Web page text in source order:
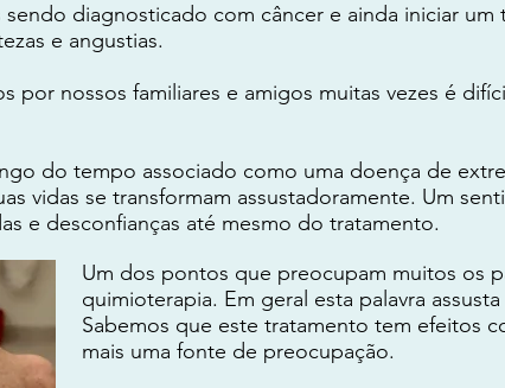
sendo diagnosticado com câncer e ainda iniciar
e angustias.
por nossos familiares e amigos muitas vezes é
do tempo associado como uma doença de
vidas se transformam assustadoramente. Um
e desconfianças até mesmo do tratamento.
Um dos pontos que preocupam muitos os
quimioterapia. Em geral esta palavra
Sabemos que este tratamento tem efeitos
mais uma fonte de preocupação.